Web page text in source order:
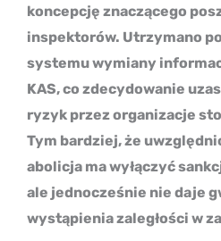
koncepcję znaczącego
inspektorów. Utrzymano
systemu wymiany
KAS, co zdecydowanie
ryzyk przez organizacje
Tym bardziej, że
abolicja ma wyłączyć
ale jednocześnie nie daje
wystąpienia zaległości w